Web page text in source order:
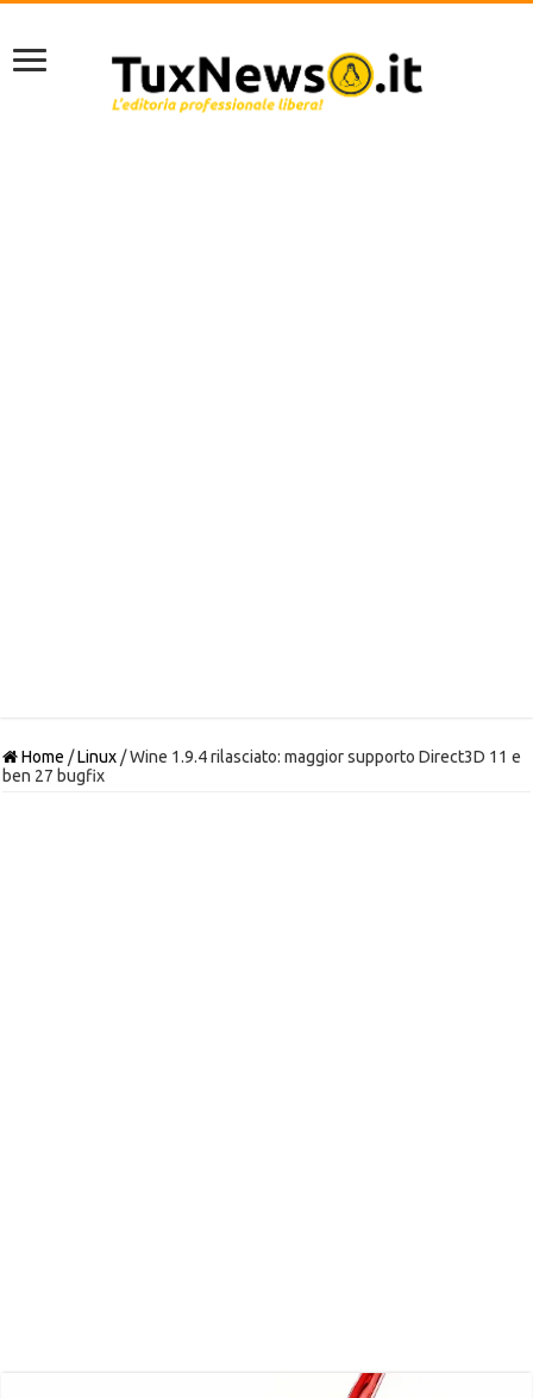
Home /Linux /Wine 1.9.4 rilasciato: maggior supporto Direct3D 11 e
ben 27 bugfix